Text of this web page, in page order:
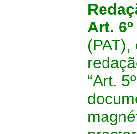
Art. 6º
“Art.